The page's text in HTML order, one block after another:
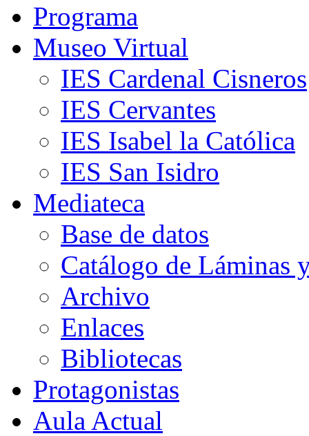
Programa
Museo Virtual
IES Cardenal Cisneros
IES Cervantes
IES Isabel la Católica
IES San Isidro
Mediateca
Base de datos
Catálogo de Láminas
Archivo
Enlaces
Bibliotecas
Protagonistas
Aula Actual